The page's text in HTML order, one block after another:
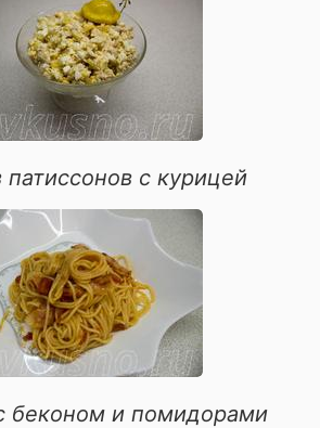
патиссонов с курицей
беконом и помидорами